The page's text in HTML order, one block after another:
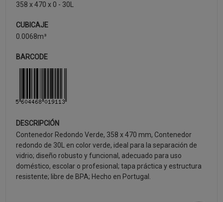
358 x 470 x 0 - 30L
CUBICAJE
0.0068m³
BARCODE
DESCRIPCIÓN
Contenedor Redondo Verde, 358 x 470 mm, Contenedor
redondo de 30L en color verde, ideal para la separación de
vidrio; diseño robusto y funcional, adecuado para uso
doméstico, escolar o profesional; tapa práctica y estructura
resistente; libre de BPA; Hecho en Portugal.